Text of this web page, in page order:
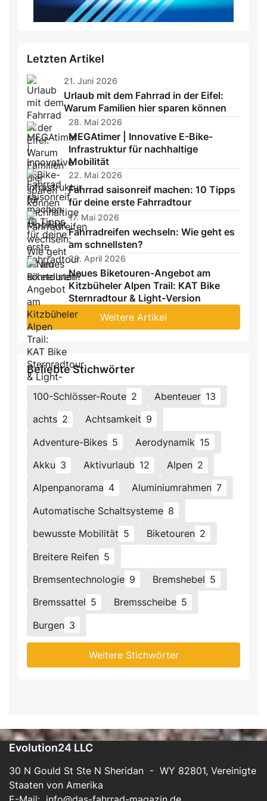
Letzten Artikel
21. Juni 2026
Urlaub mit dem Fahrrad in der Eifel:
Warum Familien hier sparen können
28. Mai 2026
MEGAtimer | Innovative E-Bike-
Infrastruktur für nachhaltige
Mobilität
22. Mai 2026
Fahrrad saisonreif machen: 10 Tipps
für deine erste Fahrradtour
17. Mai 2026
Fahrradreifen wechseln: Wie geht es
am schnellsten?
28. April 2026
Neues Biketouren-Angebot am
Kitzbüheler Alpen Trail: KAT Bike
Sternradtour & Light-Version
Weitere Artikel
Beliebte Stichwörter
100-Schlösser-Route 2 Abenteuer 13
achts 2 Achtsamkeit 9
Adventure-Bikes 5 Aerodynamik 15
Akku 3 Aktivurlaub 12 Alpen 2
Alpenpanorama 4 Aluminiumrahmen 7
Automatische Schaltsysteme 8
bewusste Mobilität 5 Biketouren 2
Breitere Reifen 5
Bremsentechnologie 9 Bremshebel 5
Bremssattel 5 Bremsscheibe 5
Burgen 3
Weitere Stichwörter
Evolution24 LLC
30 N Gould St Ste N Sheridan - WY 82801, Vereinigte
Staaten von Amerika